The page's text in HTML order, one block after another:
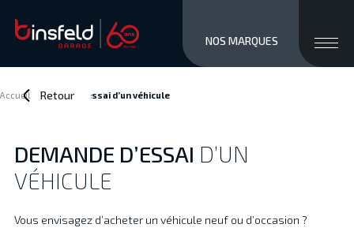
close
MARQUES
STOCK NEUF
SERVICES / VENTE
ATELIER
À PROPOS
ACCÈS ET CONTACTS
NOS MARQUES
Retour
Accueil Demande d’essai d’un véhicule
DEMANDE D’ESSAI D’UN
VÉHICULE
Vous envisagez d’acheter un véhicule neuf ou d’occasion ?